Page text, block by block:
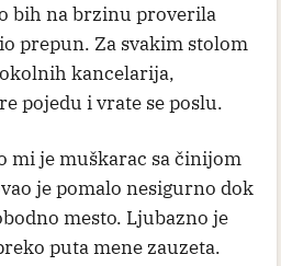
bih na brzinu proverila
prepun. Za svakim stolom
kancelarija,
pojedu i vrate se poslu.
mi je muškarac sa činijom
je pomalo nesigurno dok
mesto. Ljubazno je
puta mene zauzeta.